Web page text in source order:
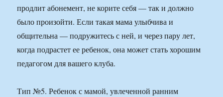
продлит абонемент, не корите себя — так и должно
было произойти. Если такая мама улыбчива и
общительна — подружитесь с ней, и через пару лет,
когда подрастет ее ребенок, она может стать хорошим
педагогом для вашего клуба.
Тип №5. Ребенок с мамой, увлеченной ранним